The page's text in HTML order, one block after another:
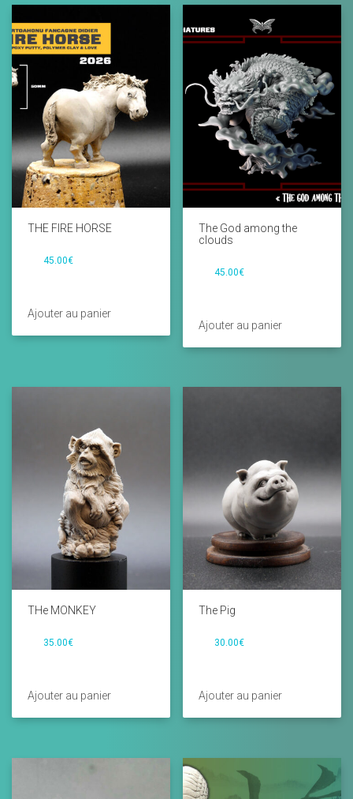
THE FIRE HORSE
45.00€
Ajouter au panier
The God among the
clouds
45.00€
Ajouter au panier
THe MONKEY
35.00€
Ajouter au panier
The Pig
30.00€
Ajouter au panier